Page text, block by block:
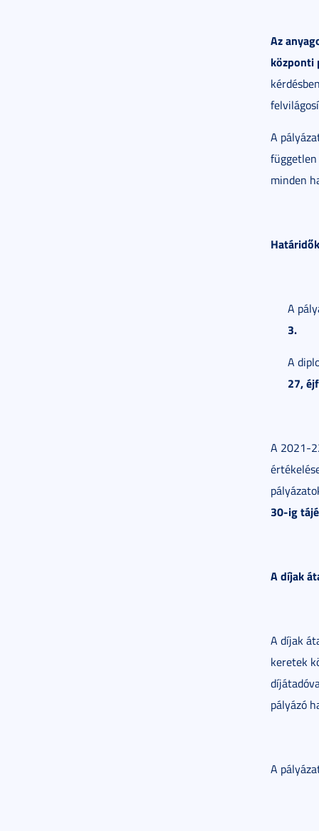
Az
központi
A
minden
Határidők
A
3.
A
27,
A 2021-
30-ig
A díjak
A díjak
keretek
pályázó
A